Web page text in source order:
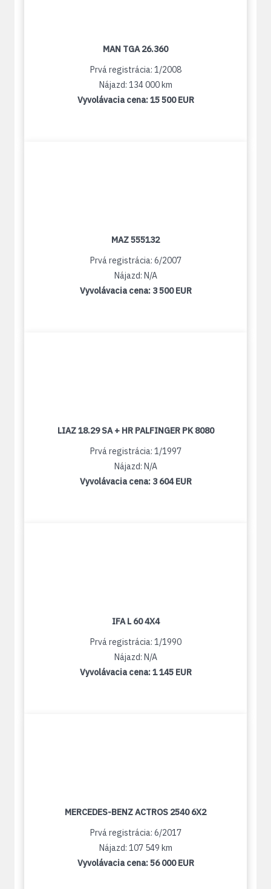
MAN TGA 26.360
Prvá registrácia: 1/2008
Nájazd: 134 000 km
Vyvolávacia cena:15 500 EUR
MAZ 555132
Prvá registrácia: 6/2007
Nájazd: N/A
Vyvolávacia cena: 3 500 EUR
LIAZ 18.29 SA + HR PALFINGER PK 8080
Prvá registrácia: 1/1997
Nájazd: N/A
Vyvolávacia cena: 3 604 EUR
IFA L 60 4X4
Prvá registrácia: 1/1990
Nájazd: N/A
Vyvolávacia cena:1 145 EUR
MERCEDES-BENZ ACTROS 2540 6X2
Prvá registrácia: 6/2017
Nájazd: 107 549 km
Vyvolávacia cena:56 000 EUR